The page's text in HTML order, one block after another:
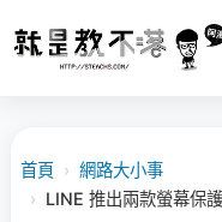
首頁 › 網路大小事
› LINE 推出兩款螢幕保